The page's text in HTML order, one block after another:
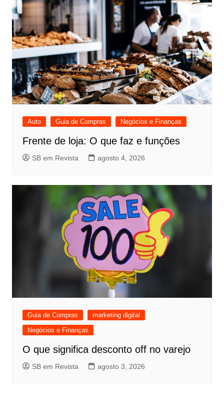
Auto Guia de Compras Negócios e Finanças
Frente de loja: O que faz e funções
SB em Revista agosto 4, 2026
Guia de Compras
marketing digital
Negócios e Finanças
O que significa desconto off no varejo
SB em Revista agosto 3, 2026